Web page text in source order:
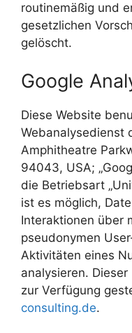
routinemäßig und
gesetzlichen
gelöscht.
Google
Diese Website
Webanalysedienst
Amphitheatre
94043, USA;
die Betriebsart
ist es möglich,
Interaktionen über
pseudonymen
Aktivitäten eines
analysieren.
zur Verfügung
consulting.de.